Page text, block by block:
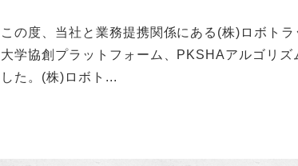
この度、当社と業務提携関係にある(株)ロボト
大学協創プラットフォーム、PKSHAアルゴリ
した。(株)ロボト...